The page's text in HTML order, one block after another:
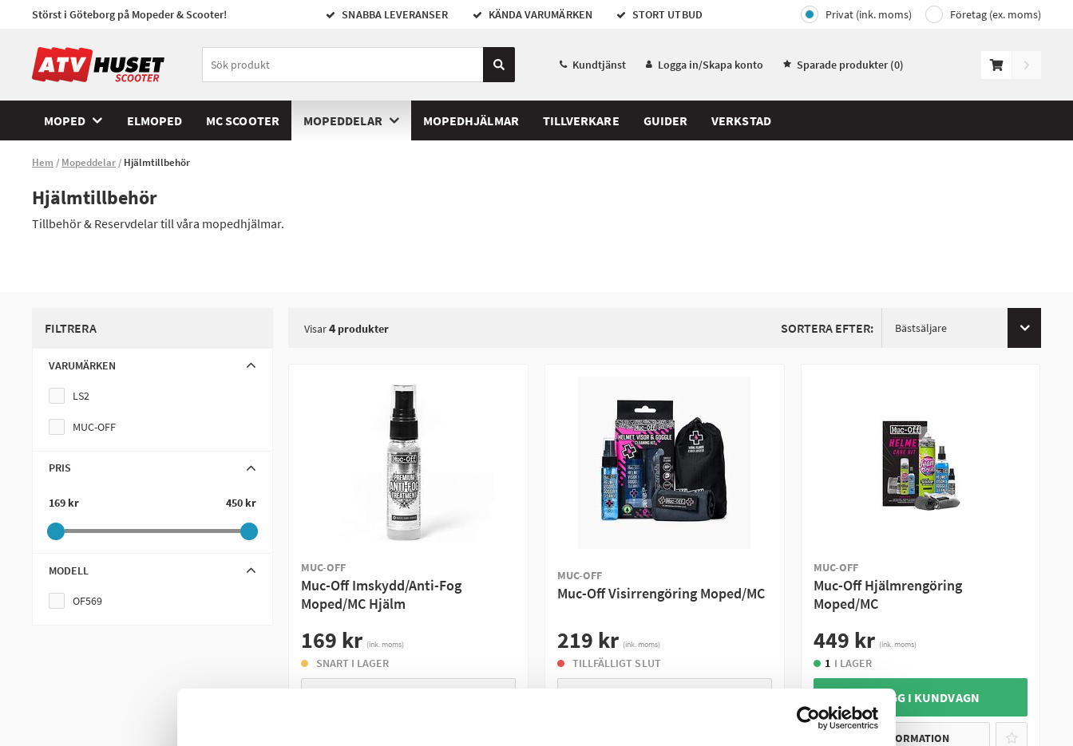
Störst i Göteborg på Mopeder & Scooter! SNABBA LEVERANSER KÄNDA VARUMÄRKEN STORT UTBUD Privat (ink. moms) Företag (ex. moms)
Kundtjänst Logga in/Skapa konto Sparade produkter (0)
MOPED ELMOPED MC SCOOTER MOPEDDELAR MOPEDHJÄLMAR TILLVERKARE GUIDER VERKSTAD
Hem Mopeddelar Hjälmtillbehör
Hjälmtillbehör
Tillbehör & Reservdelar till våra mopedhjälmar.
FILTRERA
VARUMÄRKEN
LS2
MUC-OFF
PRIS
169 kr 450 kr
MODELL
OF569
Visar4produkter SORTERA EFTER: Bästsäljare
MUC-OFF
Muc-Off Imskydd/Anti-Fog
Moped/MC Hjälm
169 kr (ink. moms)
SNART I LAGER
MUC-OFF
Muc-Off Visirrengöring Moped/MC
219 kr (ink. moms)
TILLFÄLLIGT SLUT
MUC-OFF
Muc-Off Hjälmrengöring
Moped/MC
449 kr (ink. moms)
1 I LAGER
+ LÄGG I KUNDVAGN
MER INFORMATION